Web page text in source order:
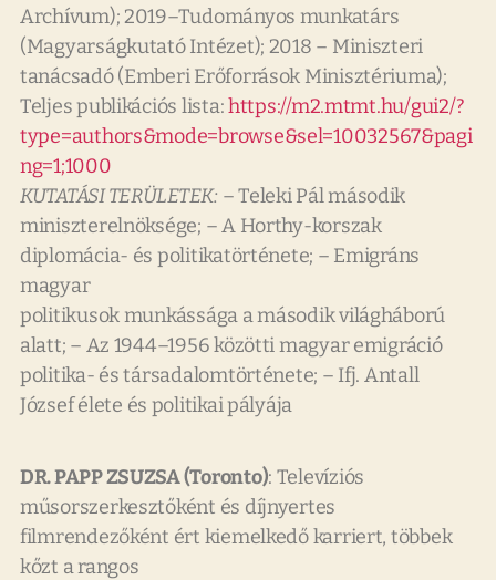
Archívum); 2019–Tudományos munkatárs
(Magyarságkutató Intézet); 2018 – Miniszteri
tanácsadó (Emberi Erőforrások Minisztériuma);
Teljes publikációs lista:https://m2.mtmt.hu/gui2/?
type=authors&mode=browse&sel=10032567&pagi
ng=1;1000
KUTATÁSI TERÜLETEK: – Teleki Pál második
miniszterelnöksége; – A Horthy-korszak
diplomácia- és politikatörténete; – Emigráns
magyar
politikusok munkássága a második világháború
alatt; – Az 1944–1956 közötti magyar emigráció
politika- és társadalomtörténete; – Ifj. Antall
Józsefélete és politikai pályája
DR. PAPP ZSUZSA (Toronto): Televíziós
műsorszerkesztőként és díjnyertes
filmrendezőként ért kiemelkedő karriert, többek
kőzt a rangos